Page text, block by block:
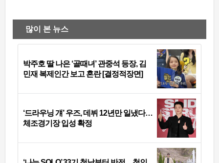
많이 본 뉴스
박주호 딸 나은 ‘골때녀’ 관중석 등장, 김
민재 복제인간 보고 혼란 [결정적장면]
‘드라우닝 걔’ 우즈, 데뷔 12년만 일냈다…
체조경기장 입성 확정